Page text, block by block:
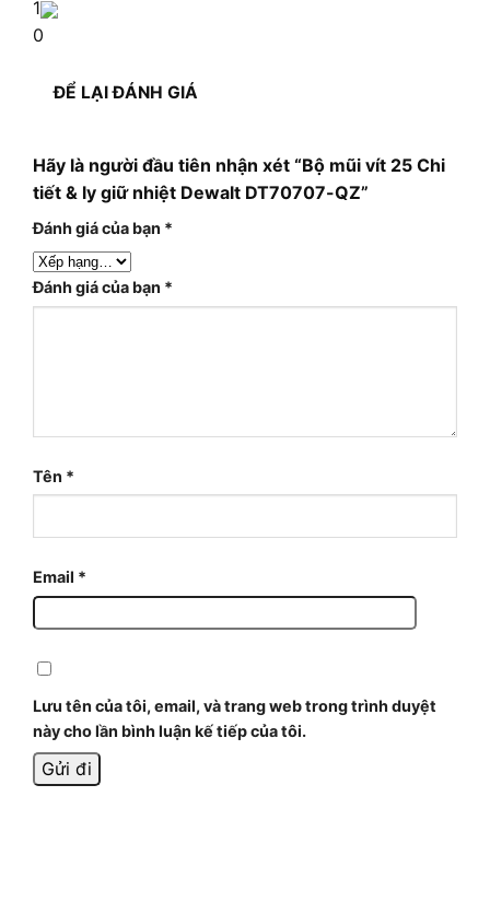
1
0
ĐỂ LẠI ĐÁNH GIÁ
Hãy là người đầu tiên nhận xét “Bộ mũi vít 25 Chi
tiết & ly giữ nhiệt Dewalt DT70707-QZ”
Đánh giá của bạn *
Đánh giá của bạn *
Tên *
Email *
Lưu tên của tôi, email, và trang web trong trình duyệt
này cho lần bình luận kế tiếp của tôi.